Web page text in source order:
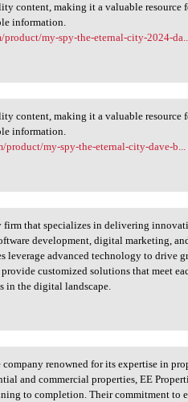
content, making it a valuable resource
information.
my-spy-the-eternal-city-2024-
content, making it a valuable resource
information.
my-spy-the-eternal-city-dave-b...
firm that specializes in delivering
development, digital marketing,
leverage advanced technology to drive
customized solutions that meet
in the digital landscape.
company renowned for its expertise in
and commercial properties, EE
to completion. Their commitment to